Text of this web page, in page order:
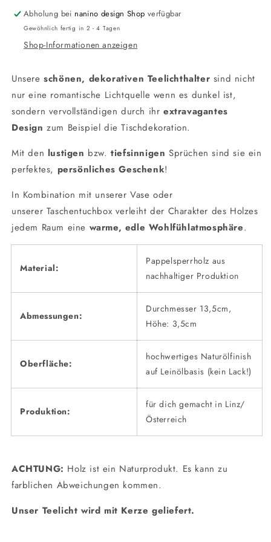
Abholung bei nanino design Shop verfügbar
Gewöhnlich fertig in 2 - 4 Tagen
Shop-Informationen anzeigen
Unsere schönen, dekorativen Teelichthalter sind nicht
nur eine romantische Lichtquelle wenn es dunkel ist,
sondern vervollständigen durch ihr extravagantes
Design zum Beispiel die Tischdekoration.
Mit den lustigen bzw.tiefsinnigen Sprüchen sind sie ein
perfektes, persönliches Geschenk!
In Kombination mit unserer Vase oder
unserer Taschentuchbox verleiht der Charakter des Holzes
jedem Raum eine warme, edle Wohlfühlatmosphäre.
Material:
Pappelsperrholz aus
nachhaltiger Produktion
Abmessungen:
Durchmesser 13,5cm,
Höhe: 3,5cm
Oberfläche:
hochwertiges Naturölfinish
auf Leinölbasis (kein Lack!)
Produktion:
für dich gemacht in Linz/
Österreich
ACHTUNG: Holz ist ein Naturprodukt. Es kann zu
farblichen Abweichungen kommen.
Unser Teelicht wird mit Kerze geliefert.